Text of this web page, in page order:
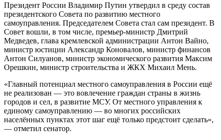
Президент России Владимир Путин утвердил в среду состав
президентского Совета по развитию местного
самоуправления. Председателем Совета стал сам президент. В
Совет вошли, в том числе, премьер-министр Дмитрий
Медведев, глава кремлевской администрации Антон Вайно,
министр юстиции Александр Коновалов, министр финансов
Антон Силуанов, министр экономического развития Максим
Орешкин, министр строительства и ЖКХ Михаил Мень.
«Главный потенциал местного самоуправления в России ещё
не реализован — это вовлечение граждан страны в жизнь
городов и сел, в развитие МСУ. От местного управления к
единому самоуправлению — во многих российских
населённых пунктах этот шаг ещё только предстоит сделать»,
— отметил сенатор.